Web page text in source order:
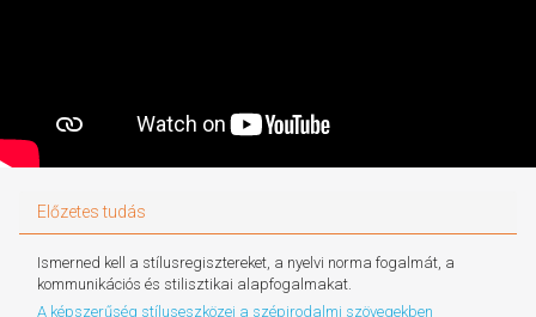
Előzetes tudás
Ismerned kell a stílusregisztereket, a nyelvi norma fogalmát, a
kommunikációs és stilisztikai alapfogalmakat.
A képszerűség stíluseszközei a szépirodalmi szövegekben